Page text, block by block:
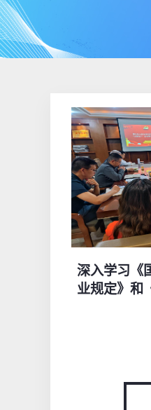
深入学习《
业规定》和